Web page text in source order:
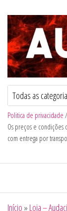
Audacia
Politica de privacidade /
Os preços e condições
com entrega por
Início » Loja –